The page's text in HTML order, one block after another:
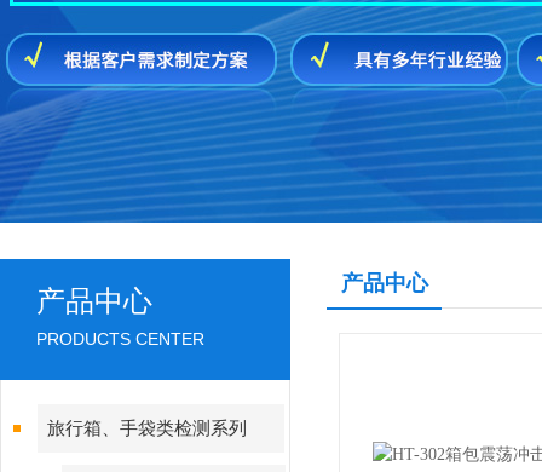
产品中心
PRODUCTS CENTER
旅行箱、手袋类检测系列
产品中心